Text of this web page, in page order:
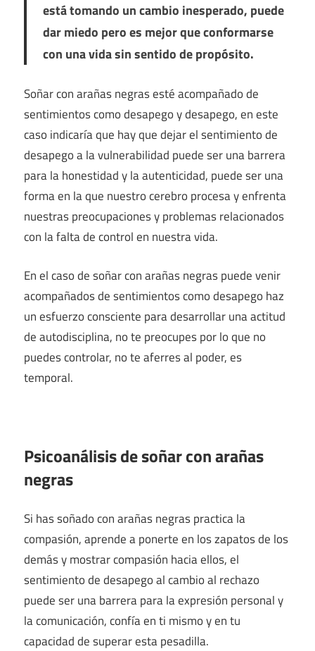
está tomando un cambio inesperado, puede
dar miedo pero es mejor que conformarse
con una vida sin sentido de propósito.
Soñar con arañas negras esté acompañado de
sentimientos como desapego y desapego, en este
caso indicaría que hay que dejar el sentimiento de
desapego a la vulnerabilidad puede ser una barrera
para la honestidad y la autenticidad, puede ser una
forma en la que nuestro cerebro procesa y enfrenta
nuestras preocupaciones y problemas relacionados
con la falta de control en nuestra vida.
En el caso de soñar con arañas negras puede venir
acompañados de sentimientos como desapego haz
un esfuerzo consciente para desarrollar una actitud
de autodisciplina, no te preocupes por lo que no
puedes controlar, no te aferres al poder, es
temporal.
Psicoanálisis de soñar con arañas
negras
Si has soñado con arañas negras practica la
compasión, aprende a ponerte en los zapatos de los
demás y mostrar compasión hacia ellos, el
sentimiento de desapego al cambio al rechazo
puede ser una barrera para la expresión personal y
la comunicación, confía en ti mismo y en tu
capacidad de superar esta pesadilla.